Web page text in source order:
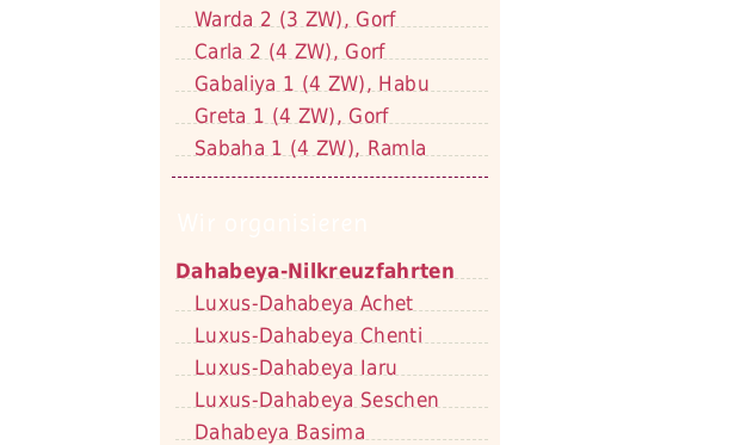
Warda 2 (3 ZW), Gorf
Carla 2 (4 ZW), Gorf
Gabaliya 1 (4 ZW), Habu
Greta 1 (4 ZW), Gorf
Sabaha 1 (4 ZW), Ramla
Dahabeya-Nilkreuzfahrten
Luxus-Dahabeya Achet
Luxus-Dahabeya Chenti
Luxus-Dahabeya Iaru
Luxus-Dahabeya Seschen
Dahabeya Basima